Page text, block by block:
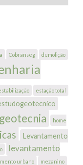
Cobranseg demolição
estação total
geotecnia home
Levantamento
levantamento
urbano mezanino